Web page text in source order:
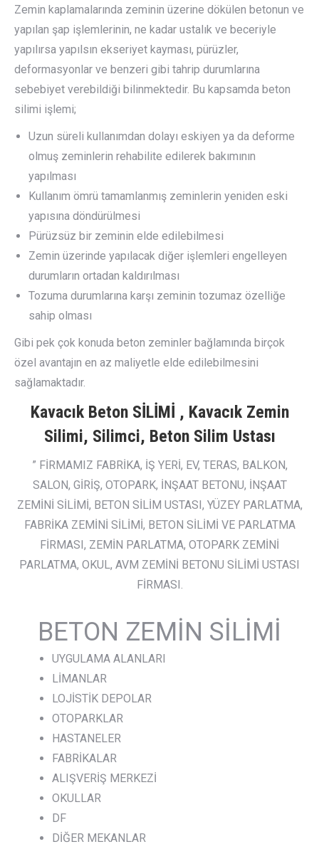
Zemin kaplamalarında zeminin üzerine dökülen betonun ve
yapılan şap işlemlerinin, ne kadar ustalık ve beceriyle
yapılırsa yapılsın ekseriyet kayması, pürüzler,
deformasyonlar ve benzeri gibi tahrip durumlarına
sebebiyet verebildiği bilinmektedir. Bu kapsamda beton
silimi işlemi;
Uzun süreli kullanımdan dolayı eskiyen ya da deforme
olmuş zeminlerin rehabilite edilerek bakımının
yapılması
Kullanım ömrü tamamlanmış zeminlerin yeniden eski
yapısına döndürülmesi
Pürüzsüz bir zeminin elde edilebilmesi
Zemin üzerinde yapılacak diğer işlemleri engelleyen
durumların ortadan kaldırılması
Tozuma durumlarına karşı zeminin tozumaz özelliğe
sahip olması
Gibi pek çok konuda beton zeminler bağlamında birçok
özel avantajın en az maliyetle elde edilebilmesini
sağlamaktadır.
Kavacık Beton SİLİMİ , Kavacık Zemin
Silimi, Silimci, Beton Silim Ustası
” FİRMAMIZ FABRİKA, İŞ YERİ, EV, TERAS, BALKON,
SALON, GİRİŞ, OTOPARK, İNŞAAT BETONU, İNŞAAT
ZEMİNİ SİLİMİ, BETON SİLİM USTASI, YÜZEY PARLATMA,
FABRİKA ZEMİNİ SİLİMİ, BETON SİLİMİ VE PARLATMA
FİRMASI, ZEMİN PARLATMA, OTOPARK ZEMİNİ
PARLATMA, OKUL, AVM ZEMİNİ BETONU SİLİMİ USTASI
FİRMASI.
BETON ZEMİN SİLİMİ
UYGULAMA ALANLARI
LİMANLAR
LOJİSTİK DEPOLAR
OTOPARKLAR
HASTANELER
FABRİKALAR
ALIŞVERİŞ MERKEZİ
OKULLAR
DF
DİĞER MEKANLAR